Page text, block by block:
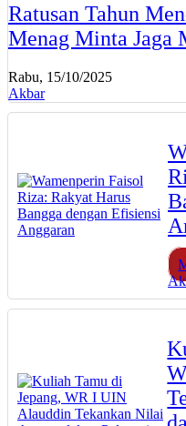
Ratusan Tahun
Menag Minta Jaga
Rabu, 15/10/2025
Akbar